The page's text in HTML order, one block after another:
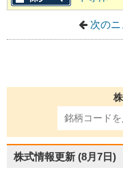
次のニ
株式情報更新 (8月7日)